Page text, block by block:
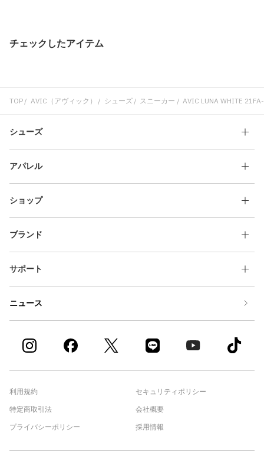
チェックしたアイテム
TOP AVIC（アヴィック） シューズ スニーカー AVIC LUNA WHITE
シューズ
アパレル
ショップ
ブランド
サポート
ニュース
利用規約
特定商取引法
プライバシーポリシー
セキュリティポリシー
会社概要
採用情報